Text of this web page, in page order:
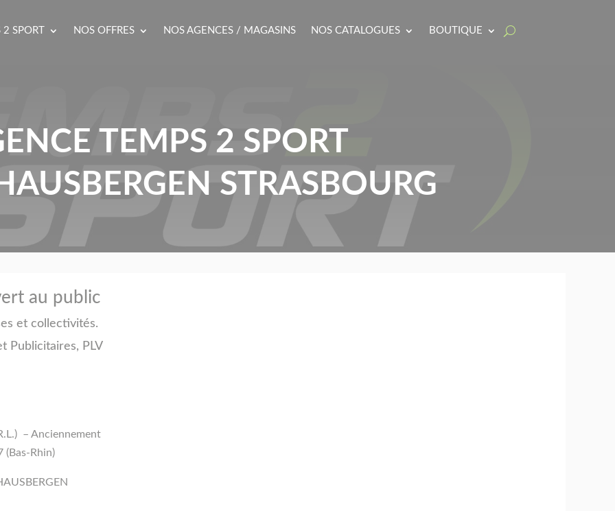
2 SPORT NOS OFFRES NOS AGENCES / MAGASINS NOS CATALOGUES BOUTIQUE
TEMPS 2 SPORT
STRASBOURG
au public
et collectivités.
Publicitaires, PLV
– Anciennement
(Bas-Rhin)